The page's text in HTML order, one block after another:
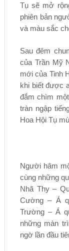
Tụ sẽ mở
phiên bản
và màu sắc
Sau đêm
của Trần Mỹ
mới của Tinh
khi biết được
đắm chìm
tràn ngập
Hoa Hội Tụ
Người hâm
cùng những
Nhã Thy –
Cường – Á
Trường – Á
những màn
ngờ lần đầu